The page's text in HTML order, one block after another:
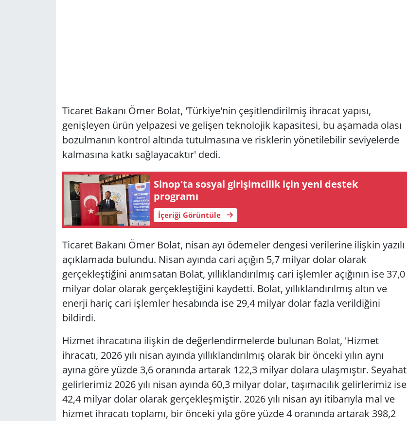
Ticaret Bakanı Ömer Bolat, 'Türkiye'nin çeşitlendirilmiş ihracat yapısı,
genişleyen ürün yelpazesi ve gelişen teknolojik kapasitesi, bu aşamada olası
bozulmanın kontrol altında tutulmasına ve risklerin yönetilebilir seviyelerde
kalmasına katkı sağlayacaktır' dedi.
Sinop'ta sosyal girişimcilik için yeni destek
programı
İçeriği Görüntüle
Ticaret Bakanı Ömer Bolat, nisan ayı ödemeler dengesi verilerine ilişkin yazılı
açıklamada bulundu. Nisan ayında cari açığın 5,7 milyar dolar olarak
gerçekleştiğini anımsatan Bolat, yıllıklandırılmış cari işlemler açığının ise 37,0
milyar dolar olarak gerçekleştiğini kaydetti. Bolat, yıllıklandırılmış altın ve
enerji hariç cari işlemler hesabında ise 29,4 milyar dolar fazla verildiğini
bildirdi.
Hizmet ihracatına ilişkin de değerlendirmelerde bulunan Bolat, 'Hizmet
ihracatı, 2026 yılı nisan ayında yıllıklandırılmış olarak bir önceki yılın aynı
ayına göre yüzde 3,6 oranında artarak 122,3 milyar dolara ulaşmıştır. Seyahat
gelirlerimiz 2026 yılı nisan ayında 60,3 milyar dolar, taşımacılık gelirlerimiz ise
42,4 milyar dolar olarak gerçekleşmiştir. 2026 yılı nisan ayı itibarıyla mal ve
hizmet ihracatı toplamı, bir önceki yıla göre yüzde 4 oranında artarak 398,2